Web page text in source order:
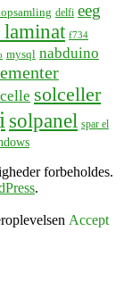
delfi eeg
laminat f734
mysql nabduino
solceller
solpanel spar el
forbeholdes.
.
Accept